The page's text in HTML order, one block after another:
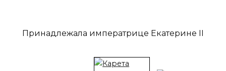
Принадлежала императрице Екатерине II